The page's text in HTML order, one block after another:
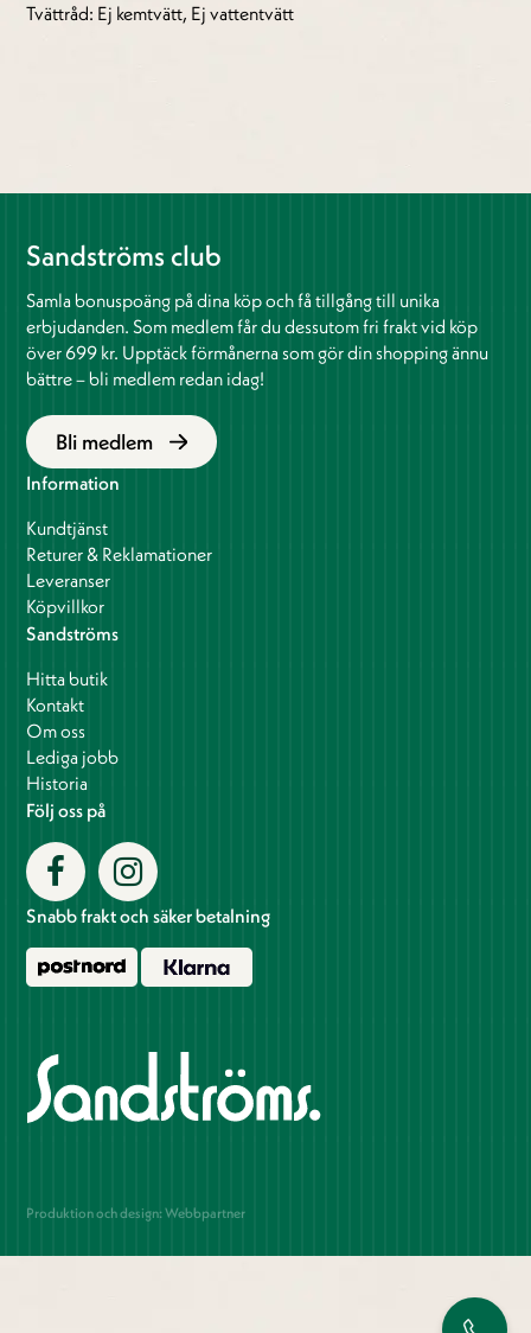
Tvättråd: Ej kemtvätt, Ej vattentvätt
Sandströms club
Samla bonuspoäng på dina köp och få tillgång till unika
erbjudanden. Som medlem får du dessutom fri frakt vid köp
över 699 kr. Upptäck förmånerna som gör din shopping ännu
bättre – bli medlem redan idag!
Bli medlem
Information
Kundtjänst
Returer & Reklamationer
Leveranser
Köpvillkor
Sandströms
Hitta butik
Kontakt
Om oss
Lediga jobb
Historia
Följ oss på
Snabb frakt och säker betalning
Produktion och design: Webbpartner